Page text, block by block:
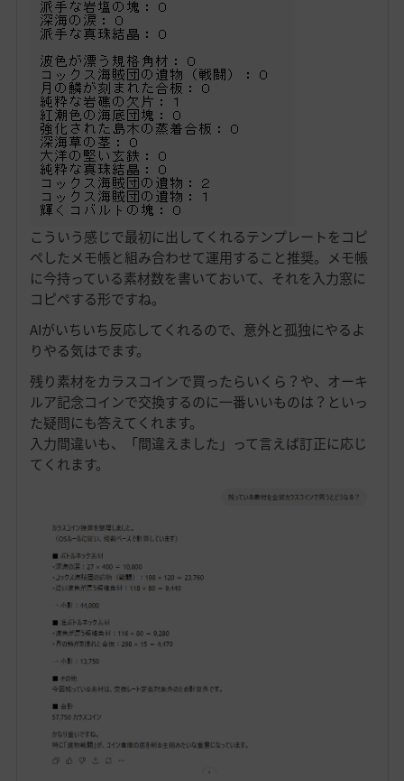
こういう感じで最初に出してくれるテンプレートをコピ
ペしたメモ帳と組み合わせて運用すること推奨。メモ帳
に今持っている素材数を書いておいて、それを入力窓に
コピペする形ですね。
AIがいちいち反応してくれるので、意外と孤独にやるよ
りやる気はでます。
残り素材をカラスコインで買ったらいくら？や、オーキ
ルア記念コインで交換するのに一番いいものは？といっ
た疑問にも答えてくれます。
入力間違いも、「間違えました」って言えば訂正に応じ
てくれます。